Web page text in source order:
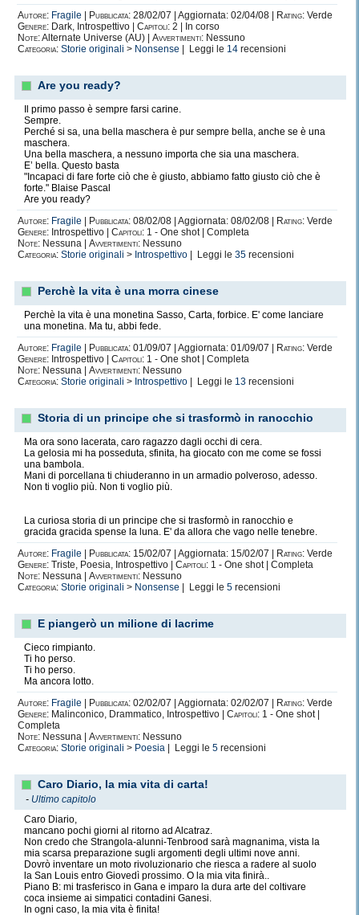
Autore: Fragile Pubblicata: 28/02/07 | Aggiornata: 02/04/08 | Rating: Verde
Genere: Dark, Introspettivo | Capitoli: 2 | In corso
Note:Alternate Universe (AU) | Avvertimenti: Nessuno
Categoria: Storie originali > Nonsense | Leggi le 14 recensioni
Are you ready?
Il primo passo è sempre farsi carine.
Sempre.
Perché si sa, una bella maschera è pur sempre bella, anche se è una
maschera.
Una bella maschera, a nessuno importa che sia una maschera.
E’ bella. Questo basta
"Incapaci di fare forte ciò che è giusto, abbiamo fatto giusto ciò che è
forte." Blaise Pascal
Are you ready?
Autore: Fragile Pubblicata: 08/02/08 | Aggiornata: 08/02/08 | Rating: Verde
Genere: Introspettivo | Capitoli: 1 - One shot | Completa
Note: Nessuna | Avvertimenti: Nessuno
Categoria: Storie originali > Introspettivo | Leggi le 35 recensioni
Perchè la vita è una morra cinese
Perchè la vita è una monetina Sasso, Carta, forbice. E' come lanciare
una monetina. Ma tu, abbi fede.
Autore: Fragile Pubblicata: 01/09/07 | Aggiornata: 01/09/07 | Rating: Verde
Genere: Introspettivo | Capitoli: 1 - One shot | Completa
Note: Nessuna | Avvertimenti: Nessuno
Categoria: Storie originali > Introspettivo | Leggi le 13 recensioni
Storia di un principe che si trasformò in ranocchio
Ma ora sono lacerata, caro ragazzo dagli occhi di cera.
La gelosia mi ha posseduta, sfinita, ha giocato con me come se fossi
una bambola.
Mani di porcellana ti chiuderanno in un armadio polveroso, adesso.
Non ti voglio più. Non ti voglio più.
La curiosa storia di un principe che si trasformò in ranocchio e
gracida gracida spense la luna. E' da allora che vago nelle tenebre.
Autore: Fragile Pubblicata: 15/02/07 | Aggiornata: 15/02/07 | Rating: Verde
Genere: Triste, Poesia, Introspettivo | Capitoli: 1 - One shot | Completa
Note: Nessuna | Avvertimenti: Nessuno
Categoria: Storie originali > Nonsense | Leggi le 5 recensioni
E piangerò un milione di lacrime
Cieco rimpianto.
Ti ho perso.
Ti ho perso.
Ma ancora lotto.
Autore: Fragile Pubblicata: 02/02/07 | Aggiornata: 02/02/07 | Rating: Verde
Genere: Malinconico, Drammatico, Introspettivo | Capitoli: 1 - One shot |
Completa
Note: Nessuna | Avvertimenti: Nessuno
Categoria: Storie originali > Poesia | Leggi le 5 recensioni
Caro Diario, la mia vita di carta!
- Ultimo capitolo
Caro Diario,
mancano pochi giorni al ritorno ad Alcatraz.
Non credo che Strangola-alunni-Tenbrood sarà magnanima, vista la
mia scarsa preparazione sugli argomenti degli ultimi nove anni.
Dovrò inventare un moto rivoluzionario che riesca a radere al suolo
la San Louis entro Giovedì prossimo. O la mia vita finirà..
Piano B: mi trasferisco in Gana e imparo la dura arte del coltivare
coca insieme ai simpatici contadini Ganesi.
In ogni caso, la mia vita è finita!